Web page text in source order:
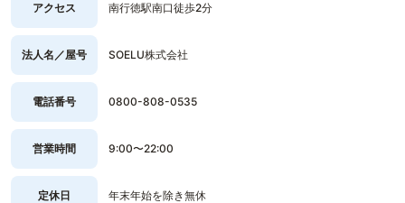
アクセス 南行徳駅南口徒歩2分
法人名／屋号 SOELU株式会社
電話番号 0800-808-0535
営業時間 9:00〜22:00
定休日 年末年始を除き無休